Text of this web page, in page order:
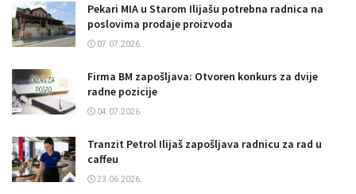
Pekari MIA u Starom Ilijašu potrebna radnica na
poslovima prodaje proizvoda
07.07.2026.
Firma BM zapošljava: Otvoren konkurs za dvije
radne pozicije
04.07.2026.
Tranzit Petrol Ilijaš zapošljava radnicu za rad u
caffeu
23.06.2026.